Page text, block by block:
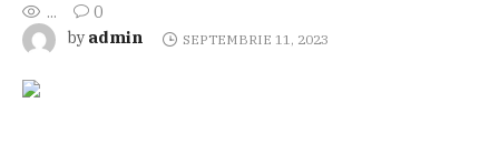
...
0
by admin SEPTEMBRIE 11, 2023